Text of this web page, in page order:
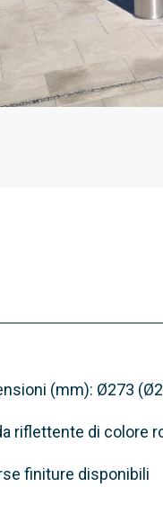
(mm): Ø273
riflettente di colore
finiture disponibili